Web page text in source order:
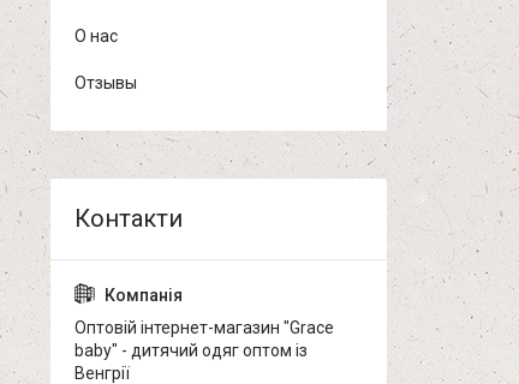
О нас
Отзывы
Оптовій інтернет-магазин "Grace
baby" - дитячий одяг оптом із
Венгрії